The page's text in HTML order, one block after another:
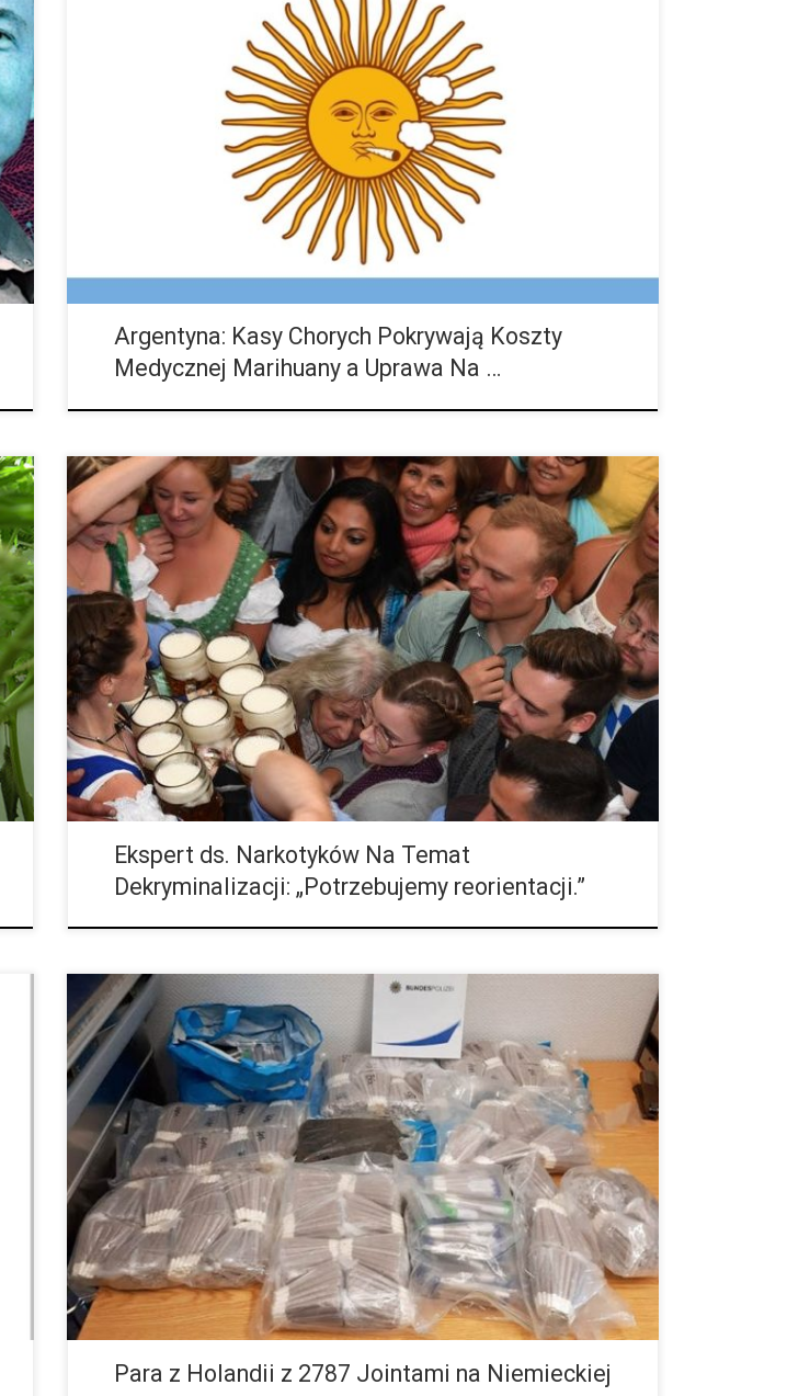
Ustawy uchwalone trzy lata temu w Argentynie, które doprowadziły do legalizacji
medycznej marihuany, teraz zostały poddane poprawkom. Było to konieczne,
ponieważ prawo z 2017 roku było tak restrykcyjne, że ludzie […]
Argentyna: Kasy Chorych Pokrywają Koszty
Medycznej Marihuany a Uprawa Na …
Dirk Schäffer jest konsultantem ds. narkotyków w Deutsche Aidshilfe, czyli
niemieckiej pomocy dla osób chorych na AIDS. Krytykuje on fakt, że konsumenci
marihuany są karani i napiętnowani. Według Światowego Raportu […]
Ekspert ds. Narkotyków Na Temat
Dekryminalizacji: „Potrzebujemy reorientacji.”
Już w maju pewna para z Holandii przeżyła swój najczarniejszy dzień w drodze z Hagi
do Recklinghausen. Teraz dopiero wypłynęły szczegóły tej sprawy. Jak wiadomo,
policja na jednym z parkingów […]
Para z Holandii z 2787 Jointami na Niemieckiej